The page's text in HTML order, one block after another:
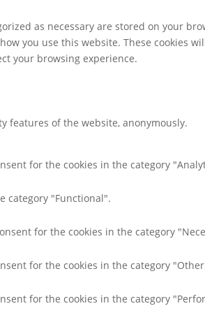
as necessary are stored on your
you use this website. These cookies
your browsing experience.
features of the website, anonymously.
for the cookies in the category
category "Functional".
for the cookies in the category
for the cookies in the category
for the cookies in the category